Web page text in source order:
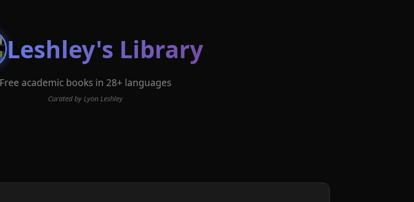
Leshley's Library
Free academic books in 28+ languages
Curated by Lyon Leshley